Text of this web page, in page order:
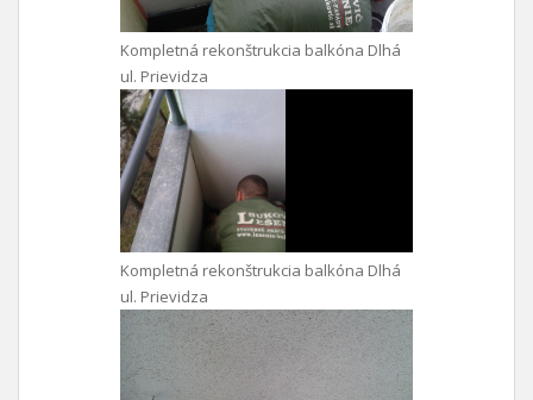
Kompletná rekonštrukcia balkóna Dlhá
ul. Prievidza
Kompletná rekonštrukcia balkóna Dlhá
ul. Prievidza